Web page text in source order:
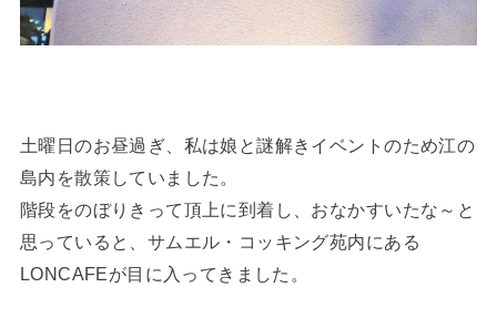
土曜日のお昼過ぎ、私は娘と謎解きイベントのため江の
島内を散策していました。
階段をのぼりきって頂上に到着し、おなかすいたな～と
思っていると、サムエル・コッキング苑内にある
LONCAFEが目に入ってきました。